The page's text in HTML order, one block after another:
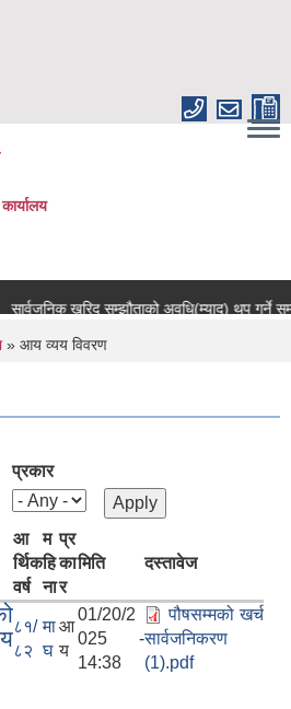
सार्वजनिक खरिद सम्झौताको अवधि(म्याद) थप गर्ने
» आय व्यय विवरण
प्रकार
आ
र्थिक
वर्ष
म
हि
ना
प्र
का
र
मिति दस्तावेज
८१/
८२
मा
घ
आ
य
01/20/2
025 -
14:38
पौषसम्मको खर्च
सार्वजनिकरण
(1).pdf